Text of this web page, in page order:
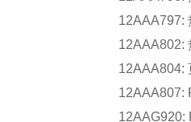
12AAA797:
12AAA802:
12AAA804:
12AAA807:
12AAG920: